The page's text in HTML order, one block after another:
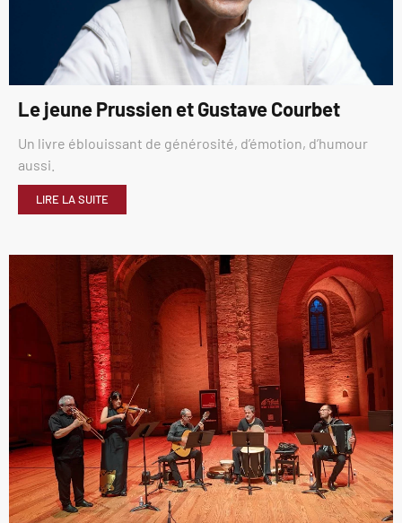
Le jeune Prussien et Gustave Courbet
Un livre éblouissant de générosité, d’émotion, d’humour
aussi.
LIRE LA SUITE